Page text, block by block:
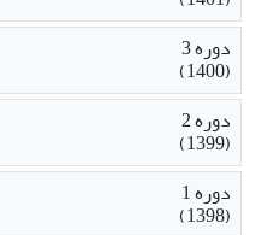
دوره 3
(1400)
دوره 2
(1399)
دوره 1
(1398)